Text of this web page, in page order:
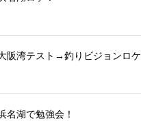
阪湾テスト→釣りビジョンロケ
名湖で勉強会！